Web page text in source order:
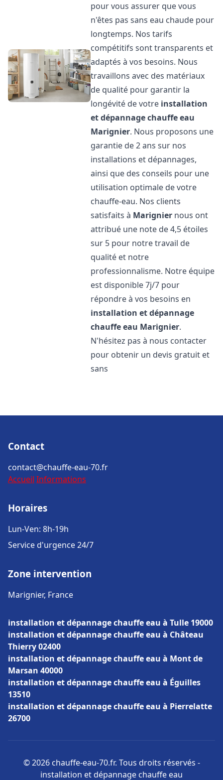
pour vous assurer que vous
n'êtes pas sans eau chaude pour
longtemps. Nos tarifs
compétitifs sont transparents et
adaptés à vos besoins. Nous
travaillons avec des matériaux
de qualité pour garantir la
longévité de votre installation
et dépannage chauffe eau
Marignier. Nous proposons une
garantie de 2 ans sur nos
installations et dépannages,
ainsi que des conseils pour une
utilisation optimale de votre
chauffe-eau. Nos clients
satisfaits à Marignier nous ont
attribué une note de 4,5 étoiles
sur 5 pour notre travail de
qualité et notre
professionnalisme. Notre équipe
est disponible 7j/7 pour
répondre à vos besoins en
installation et dépannage
chauffe eau Marignier.
N'hésitez pas à nous contacter
pour obtenir un devis gratuit et
sans
Contact
contact@chauffe-eau-70.fr
Accueil Informations
Horaires
Lun-Ven: 8h-19h
Service d'urgence 24/7
Zone intervention
Marignier, France
installation et dépannage chauffe eau à Tulle 19000
installation et dépannage chauffe eau à Château
Thierry 02400
installation et dépannage chauffe eau à Mont de
Marsan 40000
installation et dépannage chauffe eau à Éguilles
13510
installation et dépannage chauffe eau à Pierrelatte
26700
© 2026 chauffe-eau-70.fr. Tous droits réservés -
installation et dépannage chauffe eau